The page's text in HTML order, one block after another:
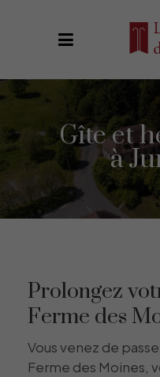
Gîte et hébergement
à
Prolongez votre passage à La
Ferme des
Vous venez de
Ferme des Moines,